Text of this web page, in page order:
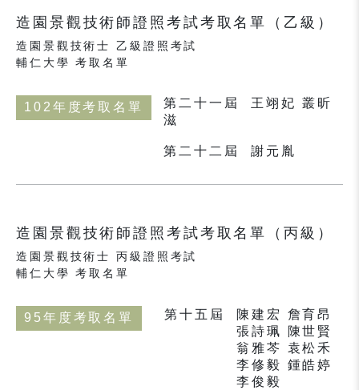
造園景觀技術師證照考試考取名單（乙級）
造園景觀技術士 乙級證照考試
輔仁大學 考取名單
102年度考取名單 第二十一屆
王翊妃 叢昕
滋
第二十二屆 謝元胤
造園景觀技術師證照考試考取名單（丙級）
造園景觀技術士 丙級證照考試
輔仁大學 考取名單
95年度考取名單 第十五屆
陳建宏 詹育昂
張詩珮 陳世賢
翁雅芩 袁松禾
李修毅 鍾皓婷
李俊毅